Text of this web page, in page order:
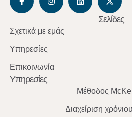
Σελίδες
Σχετικά με εμάς
Υπηρεσίες
Επικοινωνία
Υπηρεσίες
Μέθοδος
Διαχείριση